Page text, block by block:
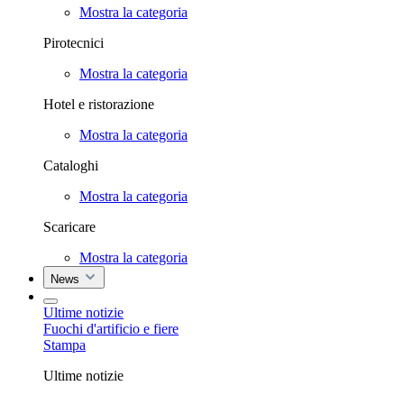
Mostra la categoria
Pirotecnici
Mostra la categoria
Hotel e ristorazione
Mostra la categoria
Cataloghi
Mostra la categoria
Scaricare
Mostra la categoria
News
Ultime notizie
Fuochi d'artificio e fiere
Stampa
Ultime notizie